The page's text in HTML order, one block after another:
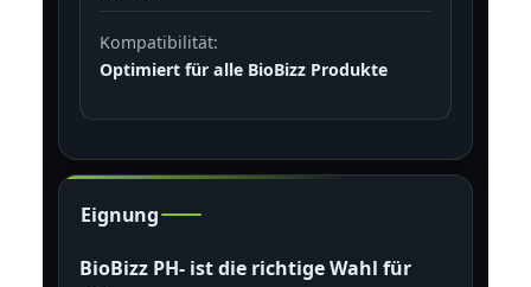
Kompatibilität:
Optimiert für alle BioBizz Produkte
Eignung
BioBizz PH- ist die richtige Wahl für